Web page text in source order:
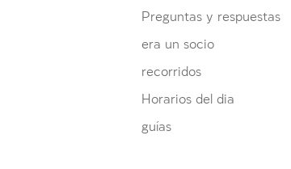
Preguntas y respuestas
era un socio
recorridos
Horarios del dia
guías